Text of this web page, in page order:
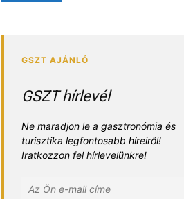
GSZT hírlevél
Ne maradjon le a gasztronómia és
turisztika legfontosabb híreiről!
Iratkozzon fel hírlevelünkre!